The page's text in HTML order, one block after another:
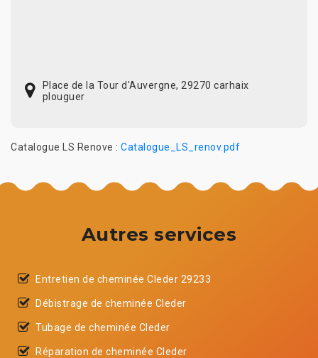
Place de la Tour d'Auvergne, 29270 carhaix
plouguer
Catalogue LS Renove : Catalogue_LS_renov.pdf
Autres services
Entretien de cheminée Cleder 29233
Débistrage de cheminée Cleder
Tubage de cheminée Cleder
Réparation de cheminée Cleder